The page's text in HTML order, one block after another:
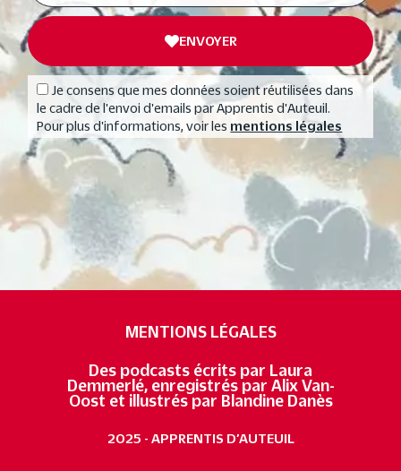
Je consens que mes données soient réutilisées dans
le cadre de l'envoi d'emails par Apprentis d'Auteuil.
Pour plus d'informations, voir les mentions légales
ENVOYER
MENTIONS LÉGALES
Des podcasts écrits par Laura
Demmerlé, enregistrés par Alix Van-
Oost et illustrés par Blandine Danès
2025 - APPRENTIS D’AUTEUIL